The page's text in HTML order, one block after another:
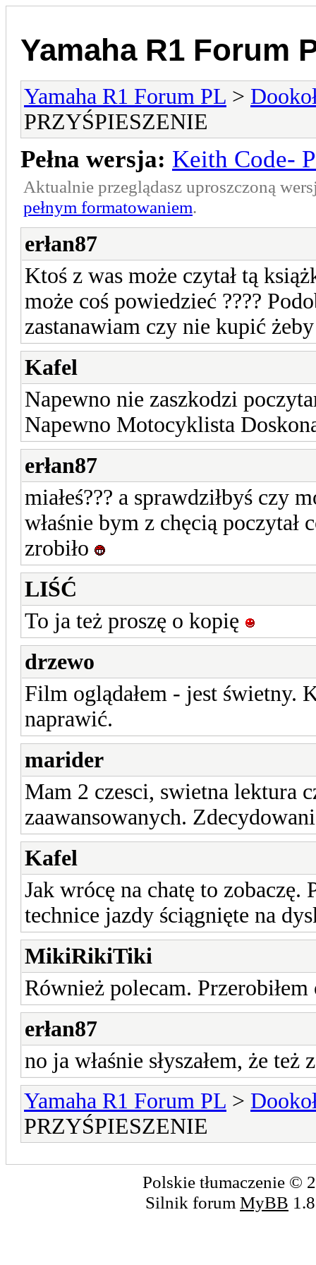
Yamaha R1 Forum
Yamaha R1 Forum PL >
PRZYŚPIESZENIE
Pełna wersja: Keith Code-
Aktualnie przeglądasz uproszczoną
pełnym formatowaniem.
erłan87
Ktoś z was może czytał tą
może coś powiedzieć ????
zastanawiam czy nie kupić
Kafel
Napewno nie zaszkodzi
Napewno Motocyklista
erłan87
miałeś??? a sprawdziłbyś czy
właśnie bym z chęcią
zrobiło
LIŚĆ
To ja też proszę o kopię
drzewo
Film oglądałem - jest świetny.
naprawić.
marider
Mam 2 czesci, swietna lektura
zaawansowanych.
Kafel
Jak wrócę na chatę to zobaczę.
technice jazdy ściągnięte na
MikiRikiTiki
Również polecam.
erłan87
no ja właśnie słyszałem, że też
Yamaha R1 Forum PL >
PRZYŚPIESZENIE
Polskie tłumaczenie ©
Silnik forum MyBB